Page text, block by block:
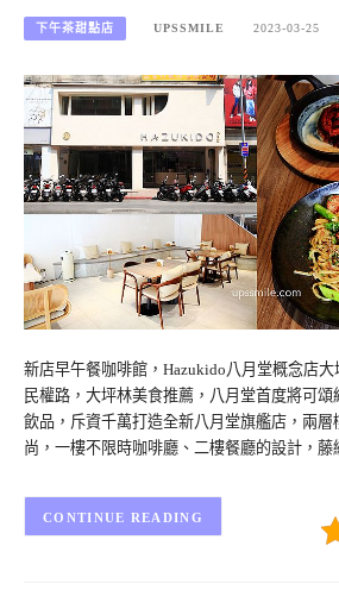
下午茶甜點店 UPSSMILE 2023-03-25
新店早午餐咖啡館，Hazukido八月堂概念店
民權路，大坪林美食推薦，八月堂首度將可
飲品，斥資千萬打造全新八月堂旗艦店，兩
尚，一樓不限時咖啡廳、二樓餐廳的設計，
CONTINUE READING